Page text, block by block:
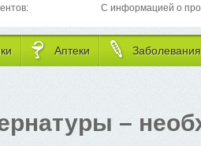
С информацией о
Аптеки Заболевания
–